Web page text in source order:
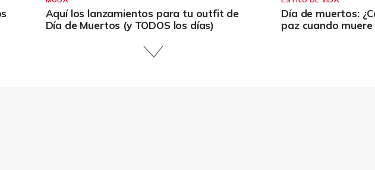
Aquí los lanzamientos para tu outfit de
Día de Muertos (y TODOS los días)
Día de muertos:
paz cuando